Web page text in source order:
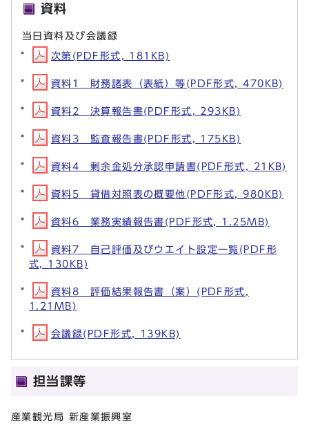
資料
当日資料及び会議録
次第(PDF形式, 181KB)
資料1 財務諸表（表紙）等(PDF形式, 470KB)
資料2 決算報告書(PDF形式, 293KB)
資料3 監査報告書(PDF形式, 175KB)
資料4 剰余金処分承認申請書(PDF形式, 21KB)
資料5 貸借対照表の概要他(PDF形式, 980KB)
資料6 業務実績報告書(PDF形式, 1.25MB)
資料7 自己評価及びウエイト設定一覧(PDF形
式, 130KB)
資料8 評価結果報告書（案）(PDF形式,
1.21MB)
会議録(PDF形式, 139KB)
担当課等
産業観光局 新産業振興室